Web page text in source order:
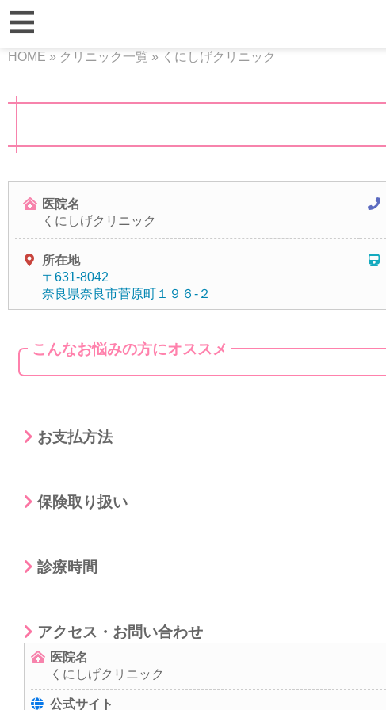
HOME » クリニック一覧 » くにしげクリニック
医院名
くにしげクリニック
所在地
〒631-8042
奈良県奈良市菅原町１９６-２
こんなお悩みの方にオススメ
お支払方法
保険取り扱い
診療時間
アクセス・お問い合わせ
医院名
くにしげクリニック
公式サイト